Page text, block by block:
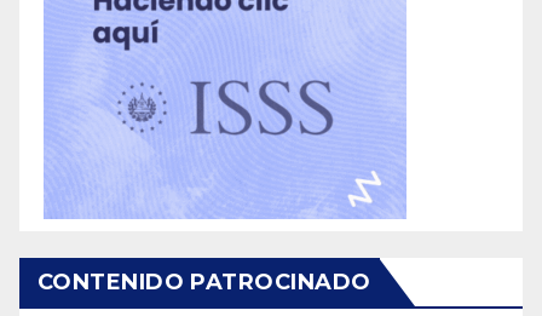
CONTENIDO PATROCINADO